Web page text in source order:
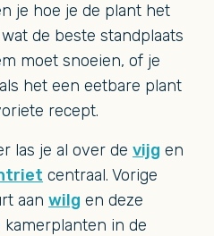
je hoe je de plant het
de beste standplaats
moet snoeien, of je
het een eetbare plant
recept.
las je al over de vijg en
centraal. Vorige
aan wilg en deze
in de